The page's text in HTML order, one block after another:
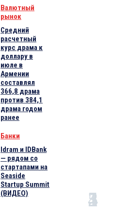
Валютный
рынок
Средний
расчетный
курс драма к
доллару в
июле в
Армении
составлял
366,8 драма
против 384,1
драма годом
ранее
Банки
Idram и IDBank
— рядом со
стартапами на
Seaside
Startup Summit
(ВИДЕО)